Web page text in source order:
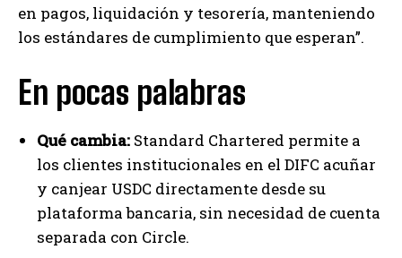
en pagos, liquidación y tesorería, manteniendo
los estándares de cumplimiento que esperan”.
En pocas palabras
Qué cambia: Standard Chartered permite a
los clientes institucionales en el DIFC acuñar
y canjear USDC directamente desde su
plataforma bancaria, sin necesidad de cuenta
separada con Circle.